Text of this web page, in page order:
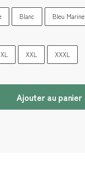
Blanc Bleu Marine
XL XXL
XXXL
Ajouter au panier